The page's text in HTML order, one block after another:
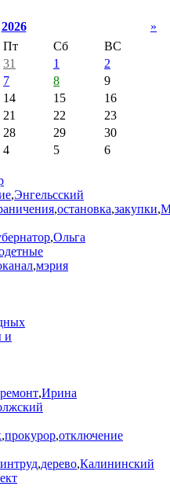
2026
»
Пт Сб
ВС
31 1
2
7 8
9
14 15
16
21 22
23
28 29
30
4 5
6
,Энгельсский
,остановка,закупки,
,Ольга
,мэрия
и
ремонт,Ирина
,прокурор,отключение
,дерево,Калининский